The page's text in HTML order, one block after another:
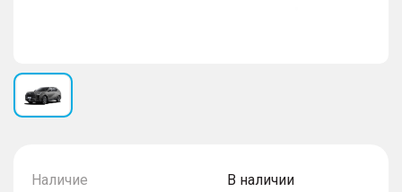
Наличие В наличии